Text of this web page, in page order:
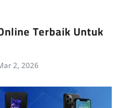
Terbaik Untuk
2, 2026